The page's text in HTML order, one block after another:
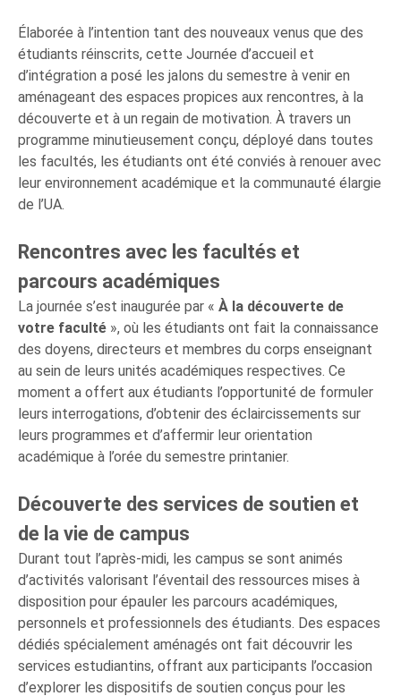
Élaborée à l’intention tant des nouveaux venus que des
étudiants réinscrits, cette Journée d’accueil et
d’intégration a posé les jalons du semestre à venir en
aménageant des espaces propices aux rencontres, à la
découverte et à un regain de motivation. À travers un
programme minutieusement conçu, déployé dans toutes
les facultés, les étudiants ont été conviés à renouer avec
leur environnement académique et la communauté élargie
de l’UA.
Rencontres avec les facultés et
parcours académiques
La journée s’est inaugurée par « À la découverte de
votre faculté », où les étudiants ont fait la connaissance
des doyens, directeurs et membres du corps enseignant
au sein de leurs unités académiques respectives. Ce
moment a offert aux étudiants l’opportunité de formuler
leurs interrogations, d’obtenir des éclaircissements sur
leurs programmes et d’affermir leur orientation
académique à l’orée du semestre printanier.
Découverte des services de soutien et
de la vie de campus
Durant tout l’après-midi, les campus se sont animés
d’activités valorisant l’éventail des ressources mises à
disposition pour épauler les parcours académiques,
personnels et professionnels des étudiants. Des espaces
dédiés spécialement aménagés ont fait découvrir les
services estudiantins, offrant aux participants l’occasion
d’explorer les dispositifs de soutien conçus pour les